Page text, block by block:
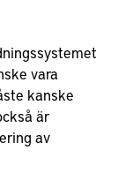
vara
kanske
är
av